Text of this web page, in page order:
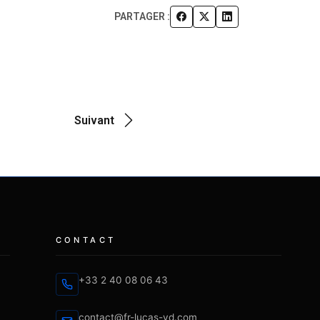
PARTAGER :
Suivant
CONTACT
+33 2 40 08 06 43
contact@fr-lucas-yd.com